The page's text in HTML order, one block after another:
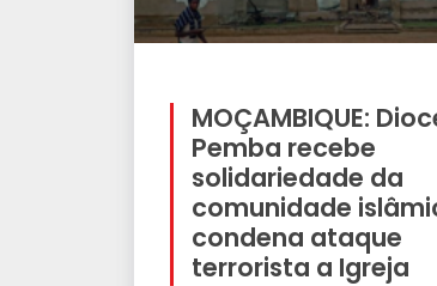
MOÇAMBIQUE:
Pemba recebe
solidariedade da
comunidade
condena ataque
terrorista a Igreja